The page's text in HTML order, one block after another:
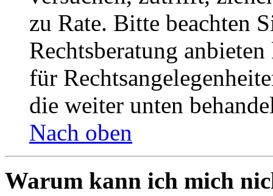
zu Rate. Bitte beachten
Rechtsberatung
für
die weiter unten
Nach oben
Warum kann ich mich